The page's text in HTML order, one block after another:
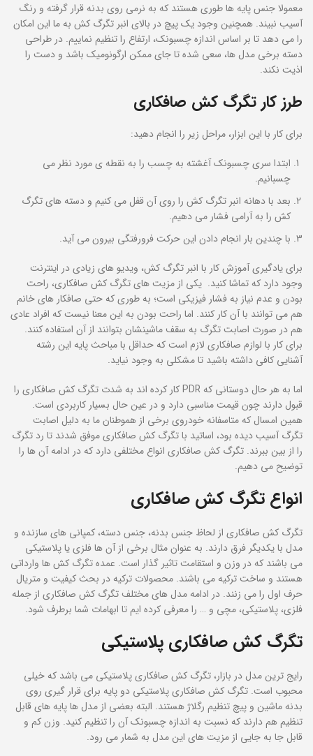
معمولا جنس پایه ها طوری هستند که به نرمی روی بدنه قرار گرفته و رنگ
آسیب نبیند. همچنین وجود یک پیچ در بالای انبر تگرگ کش به ما این امکان
را می دهد تا بر اساس اندازه چسبونک، ارتفاع را تنظیم نماییم. در طراحی
دسته برخی مدل ها، سعی شده تا جای ممکن ارگونومیک باشد و دست را
اذیت نکند.
طرز کار تگرگ کش صافکاری
برای کار با این ابزار، مراحل زیر را انجام دهید:
ابتدا سری چسبونک آغشته به چسب را به نقطه ی مورد نظر می
چسبانیم.
بعد با دهانه انبر تگرگ کش را روی آن قفل می کنیم و دسته های تگرگ
کش را به آرامی فشار می دهیم.
با چندین بار انجام دادن این حرکت فرورفتگی بیرون می آید.
برای یادگیری آموزش کار با انبر تگرگ کش، ویدیو های زیادی در اینترنت
وجود دارد که تماشا کنید. یکی از مزیت های تگرگ کش صافکاری، راحت
بودن و عدم نیاز به فشار فیزیکی است؛ به طوری که حتی صافکار های خانم
هم می توانند با آن کار کنند. اما راحت بودن به این معنا نیست که افراد عادی
هم در صورت اصابت تگرگ به سقف ماشینشان بتوانند از آن استفاده کنند.
برای کار با لوازم صافکاری لازم است که حداقل با مباحث پایه این رشته
آشنایی کافی داشته باشید تا مشکلی به وجود نیاید.
اما به هر حال دوستانی که PDR کار کرده اند به شدت تگرگ کش صافکاری را
قبول دارند چون قیمت مناسبی دارد و در عین حال بسیار کاربردی است.
همین امسال که متاسفانه خودروی برخی از هموطنان ما به دلیل اصابت
تگرگ آسیب دیده بود، اساتید با تگرگ کش صافکاری موفق شدند تا رد تگرگ
را از بین ببرند. تگرگ کش صافکاری انواع مختلفی دارد که در ادامه آن ها را
توضیح می دهیم.
انواع تگرگ کش صافکاری
تگرگ کش صافکاری از لحاظ جنس بدنه، جنس دسته، کمپانی های سازنده و
مدل با یکدیگر فرق دارند. به عنوان مثال برخی از آن ها فلزی یا پلاستیکی
می باشند که در وزن و استقامت تاثیر گذار است. عمده تگرگ کش ها وارداتی
هستند و ساخت ترکیه می باشند. محصولات ترکیه در بحث کیفیت و متریال
حرف اول را می زنند. در ادامه مدل های مختلف تگرگ کش صافکاری از جمله
فلزی، پلاستیکی، مچی و … را معرفی کرده ایم تا ابهامات شما برطرف شود.
تگرگ کش صافکاری پلاستیکی
رایج ترین مدل در بازار، تگرگ کش صافکاری پلاستیکی می باشد که خیلی
محبوب است. تگرگ کش صافکاری پلاستیکی دو پایه برای قرار گیری روی
بدنه ماشین و پیچ تنظیم رگلاژ هستند. البته بعضی از مدل ها پایه های قابل
تنظیم هم دارند که نسبت به اندازه چسبونک آن را تنظیم کنید. وزن کم و
قابل جا به جایی از مزیت های این مدل به شمار می رود.